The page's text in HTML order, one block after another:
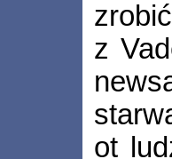
z
ot